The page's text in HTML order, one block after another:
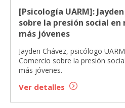
[Psicología UARM]:
sobre la presión social
más jóvenes
Jayden Chávez, psicólogo
Comercio sobre la presión
más jóvenes.
Ver detalles